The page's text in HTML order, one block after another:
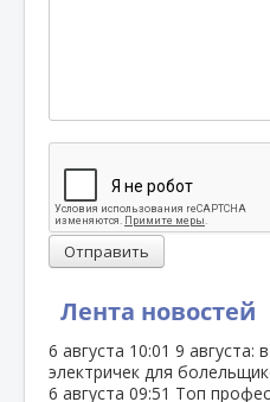
Лента новостей
6 августа 10:01 9 августа:
электричек для
6 августа 09:51 Топ
Отправить